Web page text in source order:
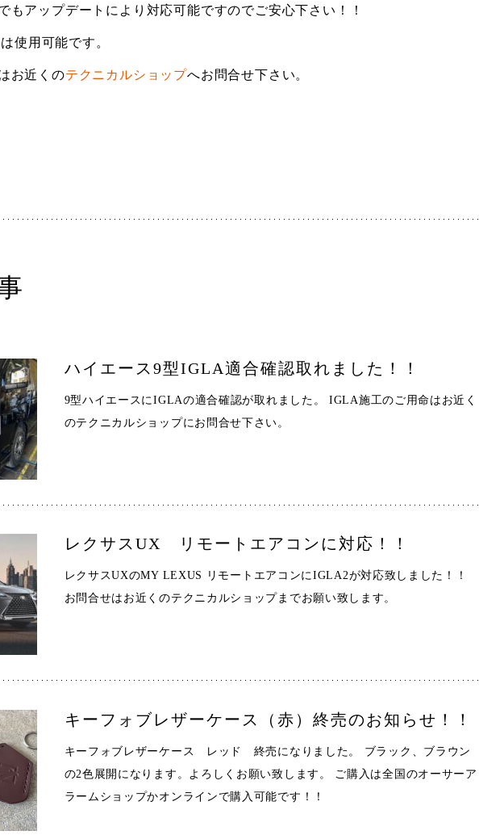
もアップデートにより対応可能ですのでご安心下さい！！
使用可能です。
お近くのテクニカルショップへお問合せ下さい。
ハイエース9型IGLA適合確認取れました！！
9型ハイエースにIGLAの適合確認が取れました。 IGLA施工のご用命はお近く
のテクニカルショップにお問合せ下さい。
レクサスUX リモートエアコンに対応！！
レクサスUXのMY LEXUS リモートエアコンにIGLA2が対応致しました！！
お問合せはお近くのテクニカルショップまでお願い致します。
キーフォブレザーケース（赤）終売のお知らせ！！
キーフォブレザーケース レッド 終売になりました。 ブラック、ブラウン
の2色展開になります。よろしくお願い致します。 ご購入は全国のオーサーア
ラームショップかオンラインで購入可能です！！